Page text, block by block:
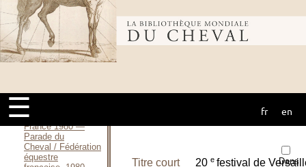
Bibliothèque
mondiale du
cheval
☰ fr en
Circus
Life and Circus
Celebrities / FROST
Thomas, 1875
C.S.I.O. de
France 1979 —
équestre
française, 1979
France 1980 —
Parade du
Cheval / Fédération
équestre
Dans
Titre court 20 e festival de